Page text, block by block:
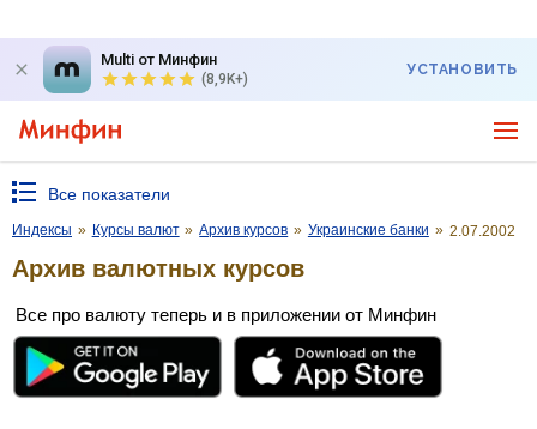
Multi от Минфин
(8,9K+)
УСТАНОВИТЬ
Все показатели
Индексы » Курсы валют » Архив курсов » Украинские банки » 2.07.2002
Архив валютных курсов
Все про валюту теперь и в приложении от Минфин